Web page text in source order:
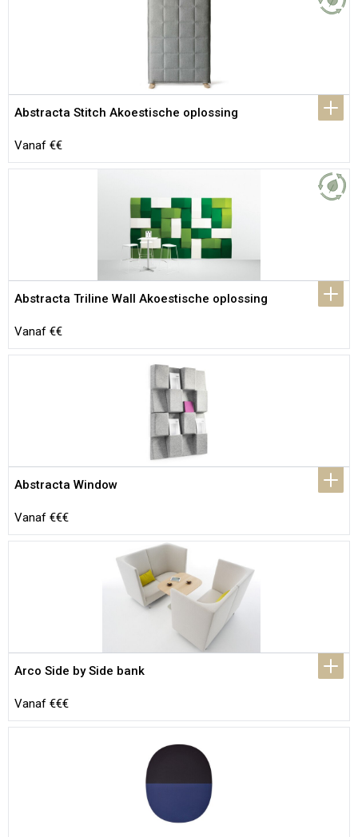
Abstracta Stitch Akoestische oplossing
Vanaf €€
Abstracta Triline Wall Akoestische oplossing
Vanaf €€
Abstracta Window
Vanaf €€€
Arco Side by Side bank
Vanaf €€€